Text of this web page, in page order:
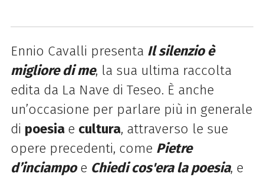
Ennio Cavalli presenta Il silenzio è
migliore di me, la sua ultima raccolta
edita da La Nave di Teseo. È anche
un’occasione per parlare più in generale
di poesia e cultura, attraverso le sue
opere precedenti, come Pietre
d’inciampoe Chiedi cos'era la poesia, e